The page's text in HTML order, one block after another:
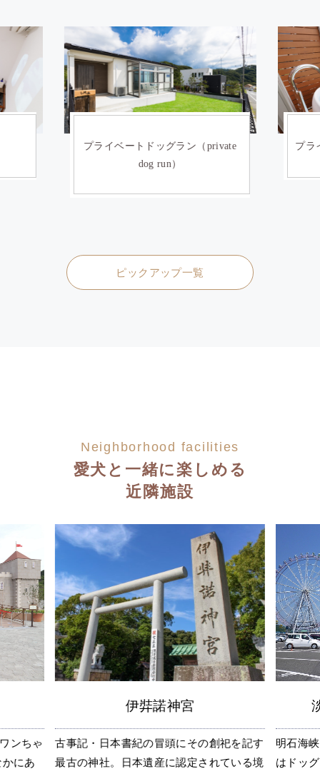
プライベートサウナ(private sauna) イン
ピックアップ一覧
Neighborhood facilities
愛犬と一緒に楽しめる
近隣施設
を記す
いる境
淡路島サービスエリア
明石海峡大橋を望む淡路サービスエリアに
はドッグランがあるので愛犬を遊ばせるこ
兵庫県
んと行